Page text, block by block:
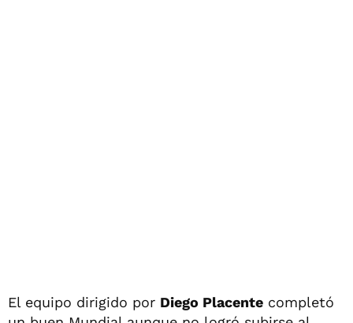
El equipo dirigido por Diego Placente completó